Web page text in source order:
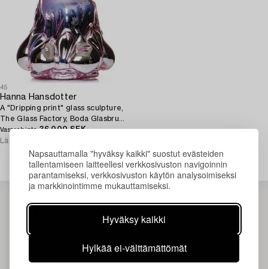
Napsauttamalla "hyväksy kaikki" suostut evästeiden
tallentamiseen laitteellesi verkkosivuston navigoinnin
parantamiseksi, verkkosivuston käytön analysoimiseksi
ja markkinointimme mukauttamiseksi.
Hyväksy kaikki
Hylkää ei-välttämättömät
45
Hanna Hansdotter
A "Dripping print" glass sculpture,
The Glass Factory, Boda Glasbruk,
Sweden 2018.
Vasarahinta36 000 SEK
Lähtöhinta